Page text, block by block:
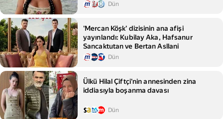
Dün
'Mercan Köşk' dizisinin ana afişi
yayınlandı: Kubilay Aka, Hafsanur
Sancaktutan ve Bertan Asllani
Dün
Ülkü Hilal Çiftçi'nin annesinden zina
iddiasıyla boşanma davası
Dün